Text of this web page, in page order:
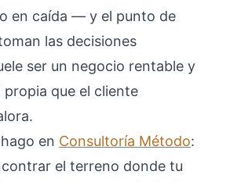
en caída — y el punto de
las decisiones
ser un negocio rentable y
que el cliente
en Consultoría Método:
el terreno donde tu